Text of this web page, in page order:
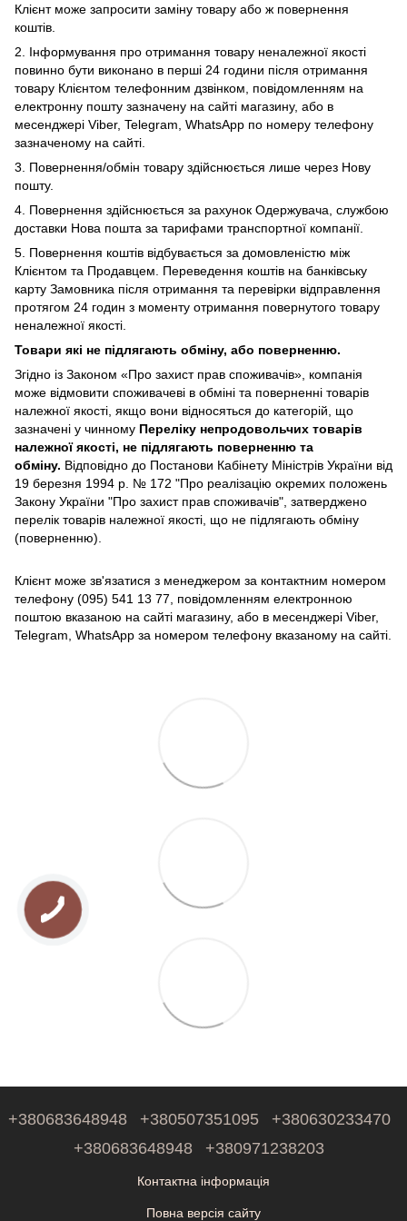
Клієнт може запросити заміну товару або ж повернення
коштів.
2. Інформування про отримання товару неналежної якості
повинно бути виконано в перші 24 години після отримання
товару Клієнтом телефонним дзвінком, повідомленням на
електронну пошту зазначену на сайті магазину, або в
месенджері Viber, Telegram, WhatsApp по номеру телефону
зазначеному на сайті.
3. Повернення/обмін товару здійснюється лише через Нову
пошту.
4. Повернення здійснюється за рахунок Одержувача, службою
доставки Нова пошта за тарифами транспортної компанії.
5. Повернення коштів відбувається за домовленістю між
Клієнтом та Продавцем. Переведення коштів на банківську
карту Замовника після отримання та перевірки відправлення
протягом 24 годин з моменту отримання повернутого товару
неналежної якості.
Товари які не підлягають обміну, або поверненню.
Згідно із Законом «Про захист прав споживачів» , компанія
може відмовити споживачеві в обміні та поверненні товарів
належної якості, якщо вони відносяться до категорій, що
зазначені у чинному Переліку непродовольчих товарів
належної якості, не підлягають поверненню та
обміну. Відповідно до Постанови Кабінету Міністрів України від
19 березня 1994 р. № 172 "Про реалізацію окремих положень
Закону України "Про захист прав споживачів", затверджено
перелік товарів належної якості, що не підлягають обміну
(поверненню).
Клієнт може зв'язатися з менеджером за контактним номером
телефону (095) 541 13 77, повідомленням електронною
поштою вказаною на сайті магазину, або в месенджері Viber,
Telegram, WhatsApp за номером телефону вказаному на сайті.
+380683648948 +380507351095
+380630233470
+380683648948
+380971238203
Контактна інформація
Повна версія сайту